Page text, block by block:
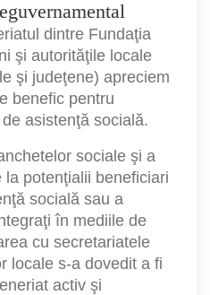
dintre Fundaţia
şi autorităţile locale
şi judeţene) apreciem
benefic pentru
asistenţă socială.
sociale şi a
potenţialii beneficiari
socială sau a
în mediile de
cu secretariatele
locale s-a dovedit a fi
activ şi